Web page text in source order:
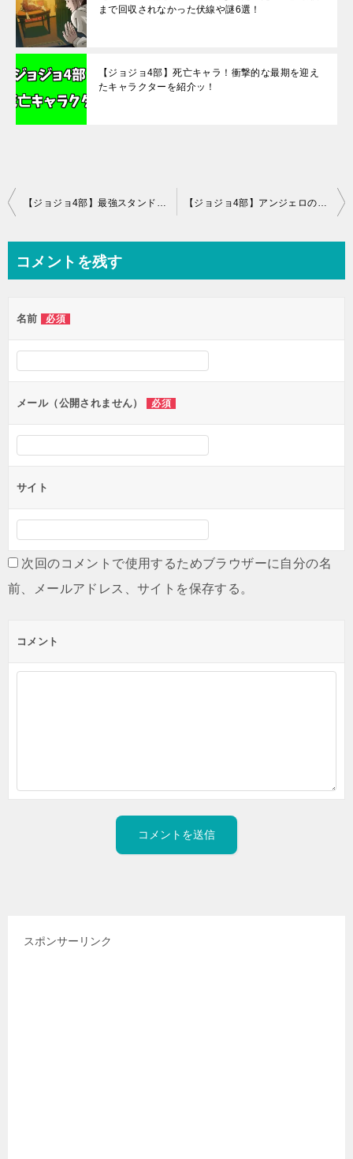
まで回収されなかった伏線や謎6選！
【ジョジョ4部】死亡キャラ！衝撃的な最期を迎え
たキャラクターを紹介ッ！
投
ビ
ー
シ
ン
【ジョジョ4部】最強スタンド能力ランキングTOP10！グレートですよ こいつはァ！ 【ジョジョ4部】アンジェロの強さやスタンド能力アクアネックレスを詳しく紹介ッ！【無敵能力】
コメントを残す
名前 必須
メール（公開されません） 必須
サイト
次回のコメントで使用するためブラウザーに自分の名
前、メールアドレス、サイトを保存する。
コメント
スポンサーリンク